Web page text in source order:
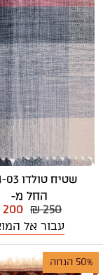
שטיח טולדו 31104-03
החל מ-
₪ 250
עבור אל
50% הנחה